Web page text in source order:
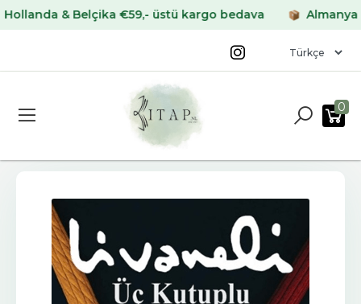
& Belçika €59,- üstü kargo bedava Almanya &
0